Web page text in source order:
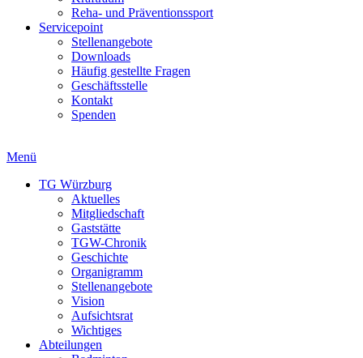
Reha- und Präventionssport
Servicepoint
Stellenangebote
Downloads
Häufig gestellte Fragen
Geschäftsstelle
Kontakt
Spenden
Menü
TG Würzburg
Aktuelles
Mitgliedschaft
Gaststätte
TGW-Chronik
Geschichte
Organigramm
Stellenangebote
Vision
Aufsichtsrat
Wichtiges
Abteilungen